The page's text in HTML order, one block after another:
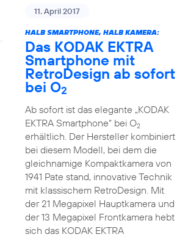
11. April 2017
HALB SMARTPHONE, HALB KAMERA:
Das KODAK EKTRA
Smartphone mit
RetroDesign ab sofort
bei O2
Ab sofort ist das elegante „KODAK
EKTRA Smartphone“ bei O2
erhältlich. Der Hersteller kombiniert
bei diesem Modell, bei dem die
gleichnamige Kompaktkamera von
1941 Pate stand, innovative Technik
mit klassischem RetroDesign. Mit
der 21 Megapixel Hauptkamera und
der 13 Megapixel Frontkamera hebt
sich das KODAK EKTRA